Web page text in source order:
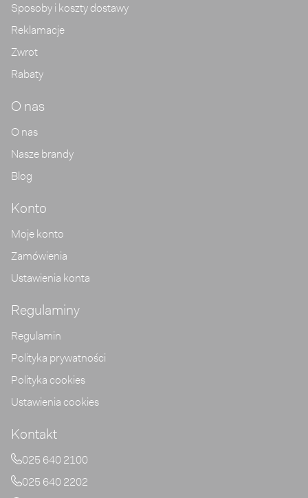
Sposoby i koszty dostawy
Reklamacje
Zwrot
Rabaty
O nas
O nas
Nasze brandy
Blog
Konto
Moje konto
Zamówienia
Ustawienia konta
Regulaminy
Regulamin
Polityka prywatności
Polityka cookies
Ustawienia cookies
Kontakt
025 640 2100
025 640 2202